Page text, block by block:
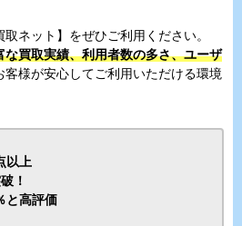
ネット】をぜひご利用ください。
買取実績、利用者数の多さ、ユーザ
客様が安心してご利用いただける環境
以上
！
と高評価